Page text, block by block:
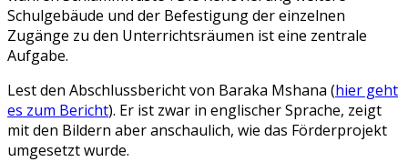
Schulgebäude und der Befestigung der einzelnen
Zugänge zu den Unterrichtsräumen ist eine zentrale
Aufgabe.
Lest den Abschlussbericht von Baraka Mshana (hier geht
es zum Bericht). Er ist zwar in englischer Sprache, zeigt
mit den Bildern aber anschaulich, wie das Förderprojekt
umgesetzt wurde.